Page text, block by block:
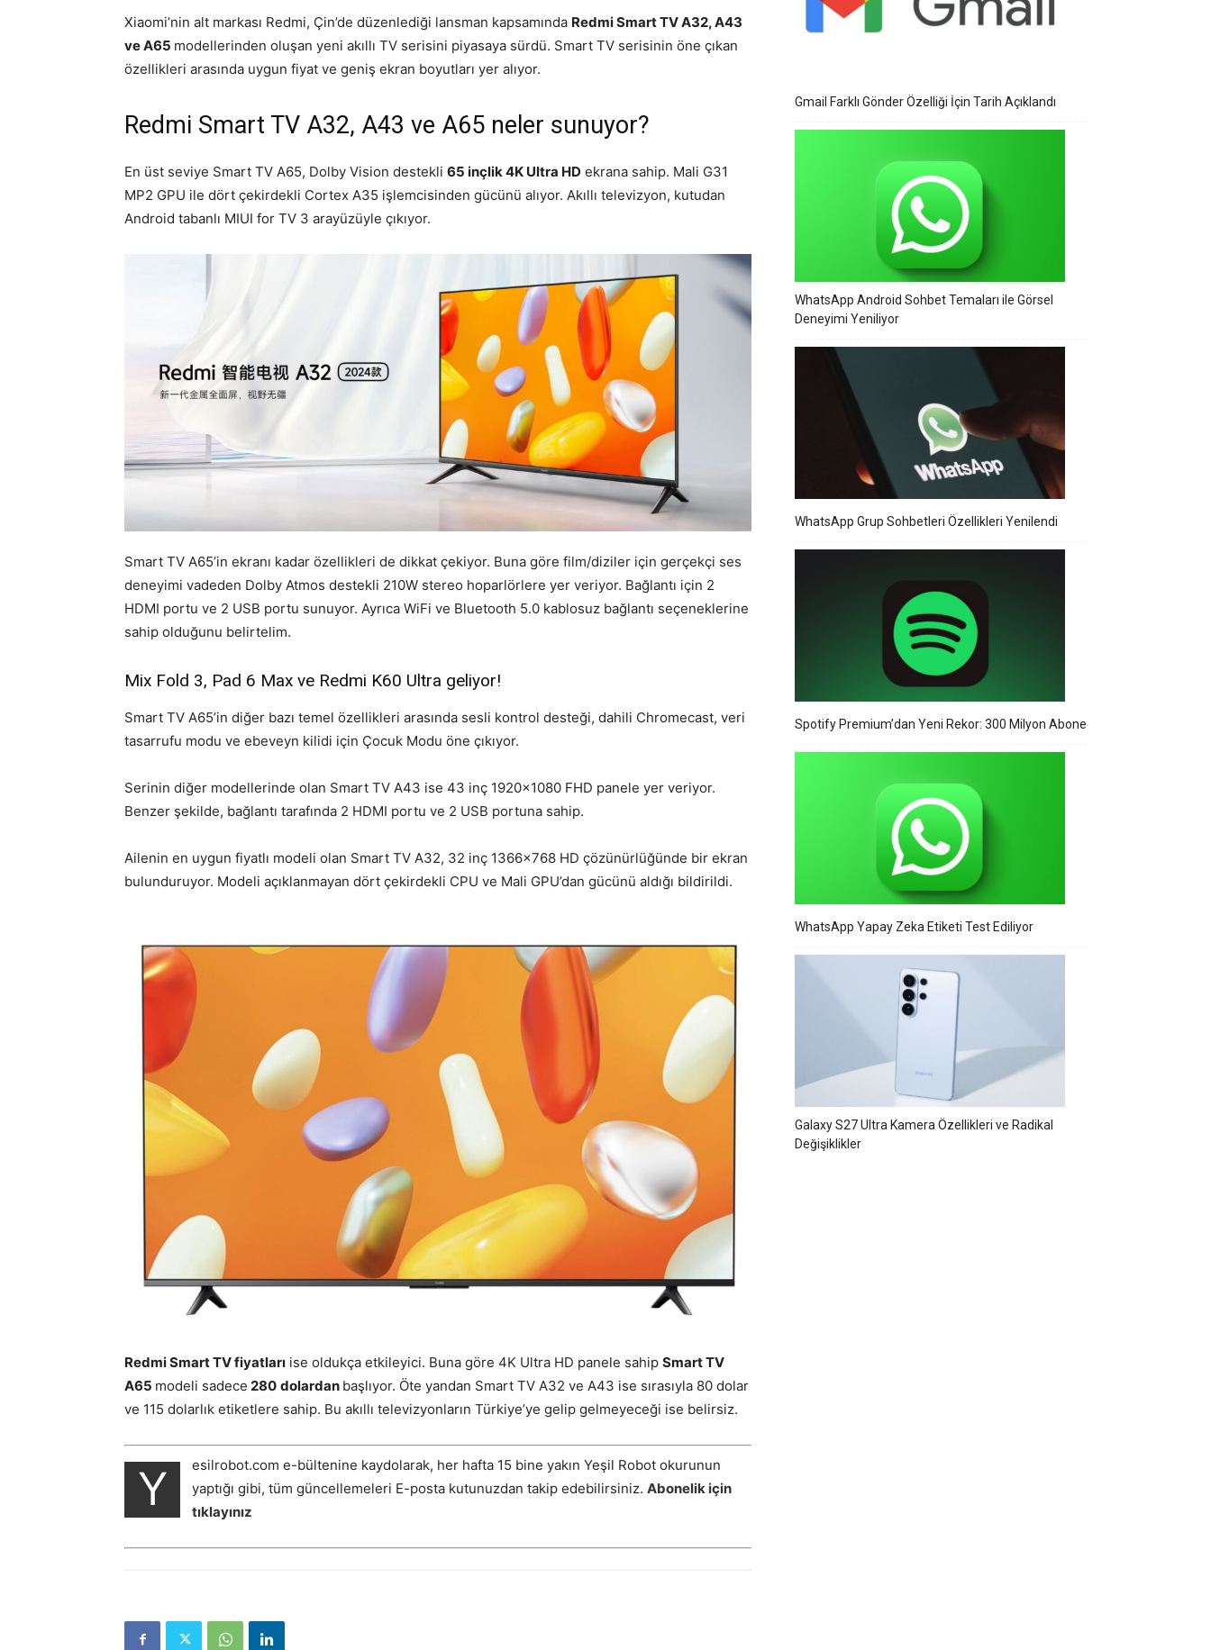
Xiaomi’nin alt markası Redmi, Çin’de düzenlediği lansman kapsamında Redmi Smart TV A32, A43
ve A65 modellerinden oluşan yeni akıllı TV serisini piyasaya sürdü. Smart TV serisinin öne çıkan
özellikleri arasında uygun fiyat ve geniş ekran boyutları yer alıyor.
Redmi Smart TV A32, A43 ve A65 neler sunuyor?
En üst seviye Smart TV A65, Dolby Vision destekli 65 inçlik 4K Ultra HD ekrana sahip. Mali G31
MP2 GPU ile dört çekirdekli Cortex A35 işlemcisinden gücünü alıyor. Akıllı televizyon, kutudan
Android tabanlı MIUI for TV 3 arayüzüyle çıkıyor.
Smart TV A65’in ekranı kadar özellikleri de dikkat çekiyor. Buna göre film/diziler için gerçekçi ses
deneyimi vadeden Dolby Atmos destekli 210W stereo hoparlörlere yer veriyor. Bağlantı için 2
HDMI portu ve 2 USB portu sunuyor. Ayrıca WiFi ve Bluetooth 5.0 kablosuz bağlantı seçeneklerine
sahip olduğunu belirtelim.
Mix Fold 3, Pad 6 Max ve Redmi K60 Ultra geliyor!
Smart TV A65’in diğer bazı temel özellikleri arasında sesli kontrol desteği, dahili Chromecast, veri
tasarrufu modu ve ebeveyn kilidi için Çocuk Modu öne çıkıyor.
Serinin diğer modellerinde olan Smart TV A43 ise 43 inç 1920×1080 FHD panele yer veriyor.
Benzer şekilde, bağlantı tarafında 2 HDMI portu ve 2 USB portuna sahip.
Ailenin en uygun fiyatlı modeli olan Smart TV A32, 32 inç 1366×768 HD çözünürlüğünde bir ekran
bulunduruyor. Modeli açıklanmayan dört çekirdekli CPU ve Mali GPU’dan gücünü aldığı bildirildi.
Redmi Smart TV fiyatları ise oldukça etkileyici. Buna göre 4K Ultra HD panele sahip Smart TV
A65 modeli sadece 280 dolardan başlıyor. Öte yandan Smart TV A32 ve A43 ise sırasıyla 80 dolar
ve 115 dolarlık etiketlere sahip. Bu akıllı televizyonların Türkiye’ye gelip gelmeyeceği ise belirsiz.
Y
esilrobot.com e-bültenine kaydolarak, her hafta 15 bine yakın Yeşil Robot okurunun
yaptığı gibi, tüm güncellemeleri E-posta kutunuzdan takip edebilirsiniz. Abonelik için
tıklayınız
Gmail Farklı Gönder Özelliği İçin Tarih Açıklandı
WhatsApp Android Sohbet Temaları ile Görsel
Deneyimi Yeniliyor
WhatsApp Grup Sohbetleri Özellikleri Yenilendi
Spotify Premium’dan Yeni Rekor: 300 Milyon Abone
WhatsApp Yapay Zeka Etiketi Test Ediliyor
Galaxy S27 Ultra Kamera Özellikleri ve Radikal
Değişiklikler